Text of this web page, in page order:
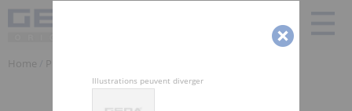
Home Produits
Illustrations peuvent diverger